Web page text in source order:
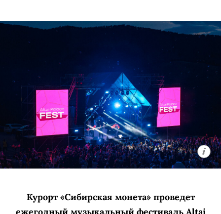
Курорт «Сибирская монета» проведет
ежегодный музыкальный фестиваль Altai